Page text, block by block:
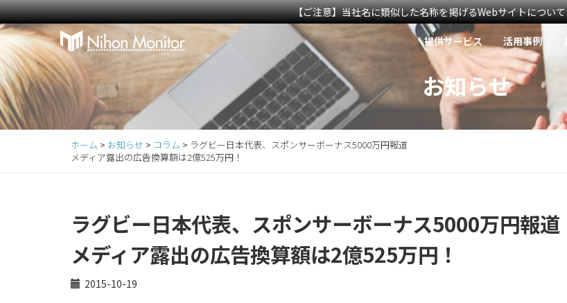
【ご注意】当社名に類似した名称を掲げるWebサイトについて
Primary
Menu
S
i
p
t
o
c
n
提供サービス 活用事例
お知らせ
ホーム > お知らせ > コラム > ラグビー日本代表、スポンサーボーナス5000万円報道
メディア露出の広告換算額は2億525万円！
ラグビー日本代表、スポンサーボーナス5000万円報道
メディア露出の広告換算額は2億525万円！
2015-10-19